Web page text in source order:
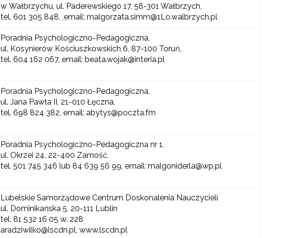
w Wałbrzychu, ul. Paderewskiego 17, 58-301 Wałbrzych,
tel. 601 305 848, ,email: malgorzata.simm@1Lo.walbrzych.pl
Poradnia Psychologiczno-Pedagogiczna,
ul. Kosynierów Kościuszkowskich 6, 87-100 Toruń,
tel. 604 162 067, email: beata.wojak@interia.pl
Poradnia Psychologiczno-Pedagogiczna,
ul. Jana Pawła II, 21-010 Łęczna,
tel. 698 824 382, email: abytys@poczta.fm
Poradnia Psychologiczno-Pedagogiczna nr 1,
ul. Okrzei 24, 22-400 Zamość,
tel. 501 745 346 lub 84 639 56 99, email: malgoniderla@wp.pl
Lubelskie Samorządowe Centrum Doskonalenia Nauczycieli
ul. Dominikańska 5, 20-111 Lublin
tel. 81 532 16 05 w. 228
aradziwilko@lscdn.pl, www.lscdn.pl